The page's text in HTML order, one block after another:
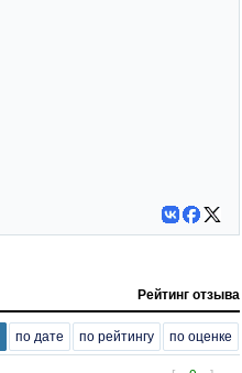
Рейтинг отзыва
по дате по рейтингу по оценке